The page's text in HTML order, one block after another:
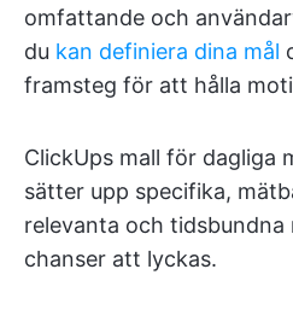
omfattande och
du kan definiera dina mål
framsteg för att hålla
ClickUps mall för dagliga
sätter upp specifika,
relevanta och tidsbundna
chanser att lyckas.